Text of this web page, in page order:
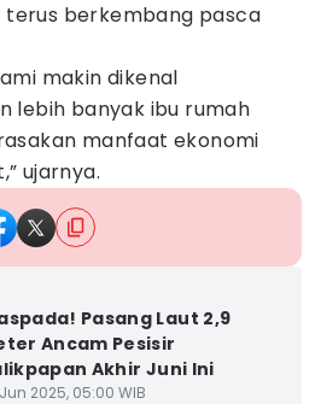
berkembang pasca
makin dikenal
lebih banyak ibu rumah
manfaat ekonomi
ujarnya.
Pasang Laut 2,9
Ancam Pesisir
Akhir Juni Ini
2025, 05:00 WIB